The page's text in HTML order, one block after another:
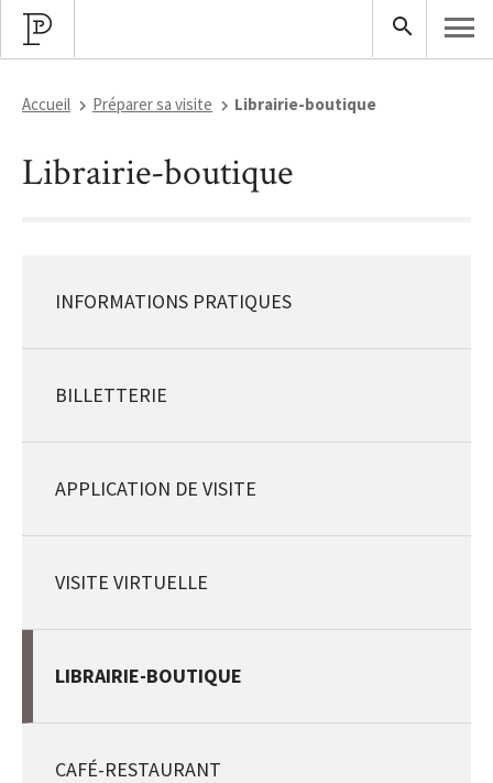
Accueil Préparer sa visite Librairie-boutique
Librairie-boutique
INFORMATIONS PRATIQUES
BILLETTERIE
APPLICATION DE VISITE
VISITE VIRTUELLE
LIBRAIRIE-BOUTIQUE
CAFÉ-RESTAURANT